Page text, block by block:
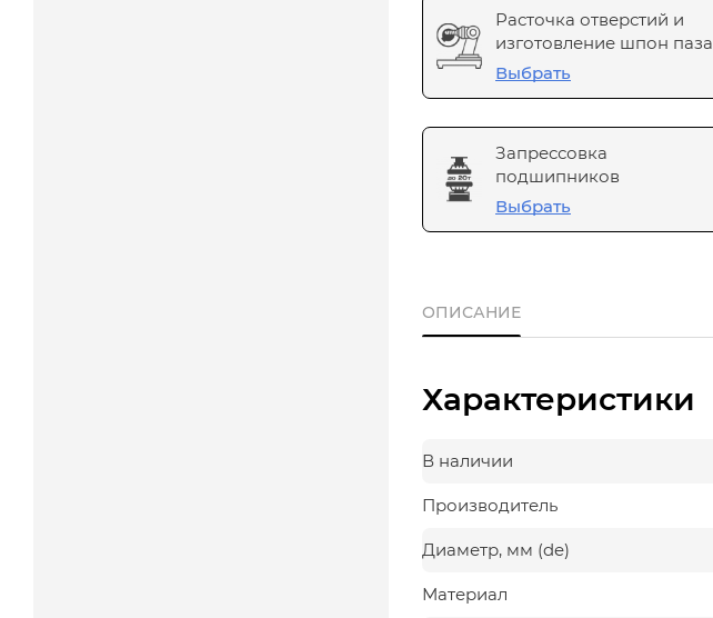
Расточка отверстий и
изготовление шпон паза
Выбрать
Запрессовка
подшипников
Выбрать
ОПИСАНИЕ
Характеристики
В наличии
Производитель
Диаметр, мм (de)
Материал